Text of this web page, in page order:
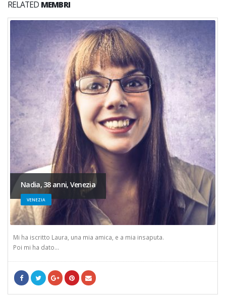
RELATED MEMBRI
Nadia, 38 anni, Venezia
VENEZIA
Mi ha iscritto Laura, una mia amica, e a mia insaputa.
Poi mi ha dato...